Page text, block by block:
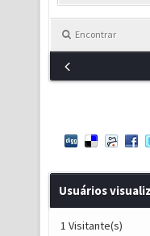
Encontrar
Usuários
1 Visitante(s)